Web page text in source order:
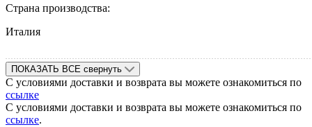
Страна производства:
Италия
ПОКАЗАТЬ ВСЕ свернуть
С условиями доставки и возврата вы можете ознакомиться по
ссылке
С условиями доставки и возврата вы можете ознакомиться по
ссылке.